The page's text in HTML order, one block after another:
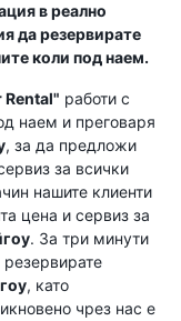
в реално
да резервирате
коли под наем.
Rental" работи с
наем и преговаря
, за да предложи
за всички
нашите клиенти
цена и сервиз за
. За три минути
, като
чрез нас е